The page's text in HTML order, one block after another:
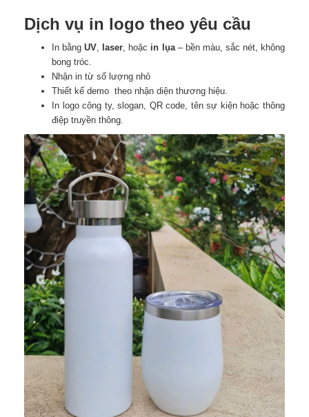
Dịch vụ in logo theo yêu cầu
In bằngUV laser , hoặc in lụa– bền màu, sắc nét, không
bong tróc.
Nhận in từ số lượng nhỏ
Thiết kế demo theo nhận diện thương hiệu.
In logo công ty, slogan, QR code, tên sự kiện hoặc thông
điệp truyền thông.